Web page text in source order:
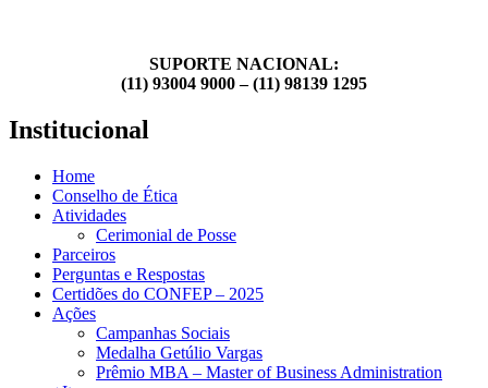
SUPORTE NACIONAL:
(11) 93004 9000 – (11) 98139 1295
Institucional
Home
Conselho de Ética
Atividades
Cerimonial de Posse
Parceiros
Perguntas e Respostas
Certidões do CONFEP – 2025
Ações
Campanhas Sociais
Medalha Getúlio Vargas
Prêmio MBA – Master of Business Administration